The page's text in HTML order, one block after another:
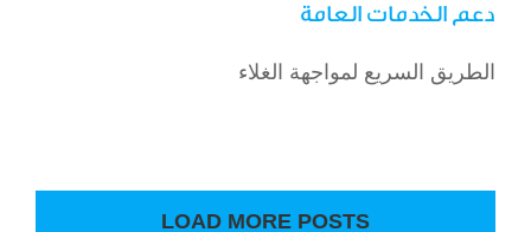
دعم الخدمات العامة
الطريق السريع لمواجهة الغلاء
LOAD MORE POSTS